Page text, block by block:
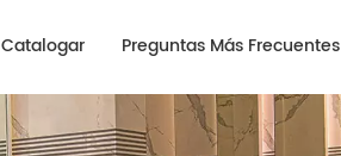
Catalogar Preguntas Más Frecuentes